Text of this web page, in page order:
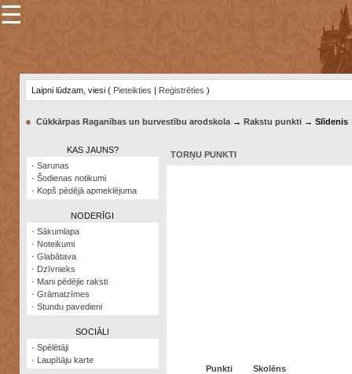
×
Šodienas
notikumi
Visatcera
almanahs
Arhīvs
☰
Laipni lūdzam, viesi ( Pieteikties | Reģistrēties )
● Cūkkārpas Raganības un burvestību arodskola→ Rakstu punkti→ Slīdenis
KAS JAUNS?
· Sarunas
· Šodienas notikumi
· Kopš pēdējā apmeklējuma
NODERĪGI
· Sākumlapa
· Noteikumi
· Glabātava
· Dzīvnieks
· Mani pēdējie raksti
· Grāmatzīmes
· Stundu pavedieni
SOCIĀLI
· Spēlētāji
· Laupītāju karte
TORŅU PUNKTI
Punkti Skolēns